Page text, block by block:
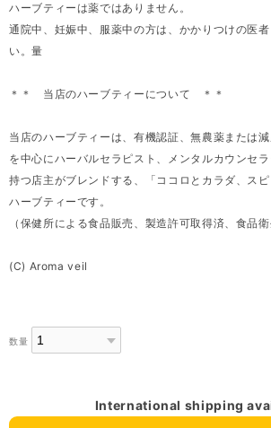
ハーブティーは薬ではありません。
通院中、妊娠中、服薬中の方は、かかりつけの医
い。量
＊＊ 当店のハーブティーについて ＊＊
当店のハーブティーは、有機認証、無農薬または
を中心にハーバルセラピスト、メンタルカウンセ
持つ店主がブレンドする、「ココロとカラダ、ス
ハーブティーです。
（保健所による食品販売、製造許可取得済、食品
(C) Aroma veil
数量
International shipping